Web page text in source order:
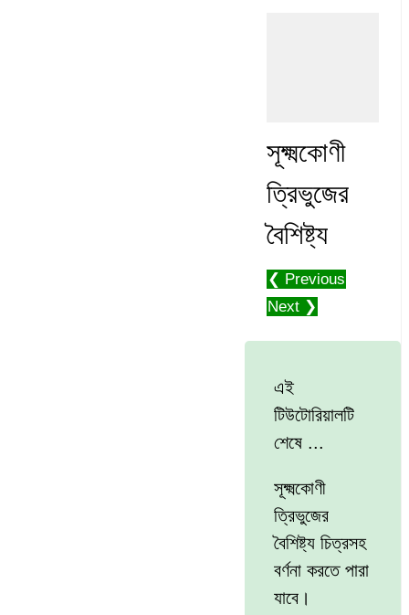
সূক্ষ্মকোণী
ত্রিভুজের
বৈশিষ্ট্য
❮ Previous
Next ❯
এই
টিউটোরিয়ালটি
শেষে ...
সূক্ষ্মকোণী
ত্রিভুজের
বৈশিষ্ট্য চিত্রসহ
বর্ণনা করতে পারা
যাবে।